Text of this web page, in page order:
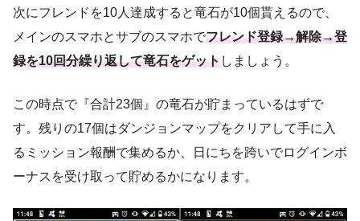
次にフレンドを10人達成すると竜石が10個貰えるので、
メインのスマホとサブのスマホでフレンド登録→解除→登
録を10回分繰り返して竜石をゲットしましょう。
この時点で『合計23個』の竜石が貯まっているはずで
す。残りの17個はダンジョンマップをクリアして手に入
るミッション報酬で集めるか、日にちを跨いでログインボ
ーナスを受け取って貯めるかになります。